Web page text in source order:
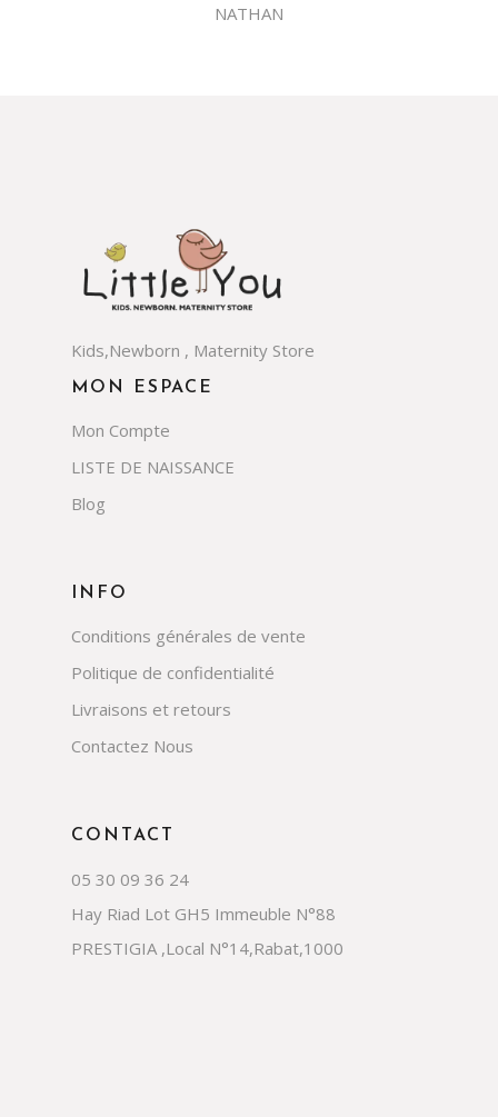
NATHAN
CONTACT
05 30 09 36 24
Hay Riad Lot GH5 Immeuble N°88
PRESTIGIA ,Local N°14,Rabat,1000
INFO
Conditions générales de vente
Politique de confidentialité
Livraisons et retours
Contactez Nous
MON ESPACE
Mon Compte
LISTE DE NAISSANCE
Blog
Kids,Newborn , Maternity Store